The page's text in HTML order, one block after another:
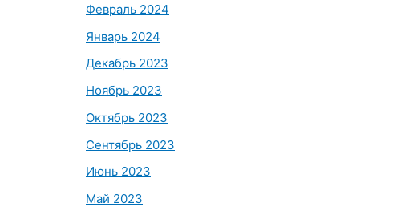
Февраль 2024
Январь 2024
Декабрь 2023
Ноябрь 2023
Октябрь 2023
Сентябрь 2023
Июнь 2023
Май 2023